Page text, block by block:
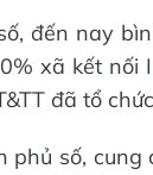
đến nay
xã kết nối
đã tổ
phủ số,